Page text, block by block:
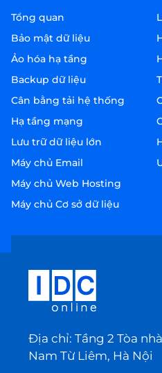
Tổng quan
Bảo mật dữ liệu
Ảo hóa hạ tầng
Backup dữ liệu
Cân bằng tải hệ thống
Hạ tầng mạng
Lưu trữ dữ liệu lớn
Máy chủ Email
Máy chủ Web Hosting
Máy chủ Cơ sở dữ liệu
Địa chỉ: Tầng 2 Tòa
Nam Từ Liêm, Hà Nội